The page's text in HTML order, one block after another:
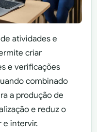
atividades e
criar
e verificações
combinado
a produção de
e reduz o
e intervir.